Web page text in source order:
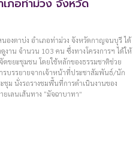
เภอท่าม่วง จังหวัด
องตาบ่ง อำเภอท่าม่วง จังหวัดกาญจนบุรี ได้
าน จำนวน 103 คน ซึ่งทางโครงการฯ ได้ให้
ดขยะชุมชน โดยใช้หลักของธรรมชาติช่วย
รบรรยายจากเจ้าหน้าที่ประชาสัมพันธ์/นัก
ม นั่งรถรางชมพื้นที่การดำเนินงานของ
เลนเส้นทาง “มัจฉาบาทา”